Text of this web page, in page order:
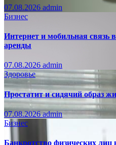
07.08.2026 admin
Бизнес
Интернет и мобильная связь
аренды
07.08.2026 admin
Здоровье
Простатит и сидячий образ
07.08.2026admin
Бизнес
Банкротство физических лиц